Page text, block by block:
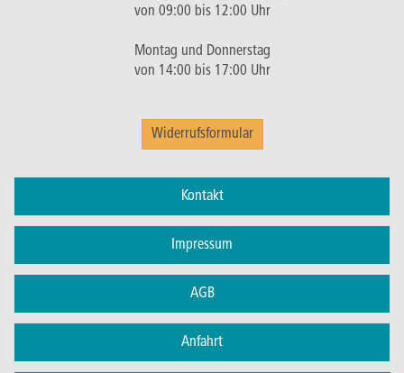
von 09:00 bis 12:00 Uhr
Montag und Donnerstag
von 14:00 bis 17:00 Uhr
Widerrufsformular
Kontakt
Impressum
AGB
Anfahrt